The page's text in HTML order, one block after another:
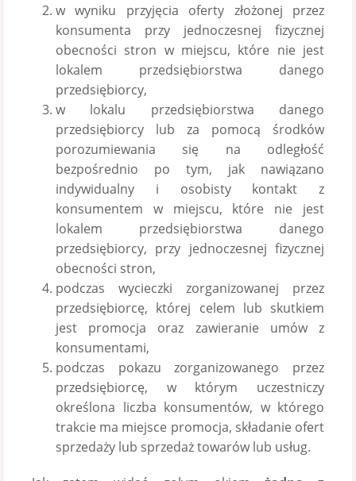
w wyniku przyjęcia oferty złożonej przez
konsumenta przy jednoczesnej fizycznej
obecności stron w miejscu, które nie jest
lokalem przedsiębiorstwa danego
przedsiębiorcy,
w lokalu przedsiębiorstwa danego
przedsiębiorcy lub za pomocą środków
porozumiewania się na odległość
bezpośrednio po tym, jak nawiązano
indywidualny i osobisty kontakt z
konsumentem w miejscu, które nie jest
lokalem przedsiębiorstwa danego
przedsiębiorcy, przy jednoczesnej fizycznej
obecności stron,
podczas wycieczki zorganizowanej przez
przedsiębiorcę, której celem lub skutkiem
jest promocja oraz zawieranie umów z
konsumentami,
podczas pokazu zorganizowanego przez
przedsiębiorcę, w którym uczestniczy
określona liczba konsumentów, w którego
trakcie ma miejsce promocja, składanie ofert
sprzedaży lub sprzedaż towarów lub usług.